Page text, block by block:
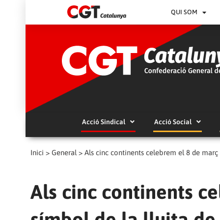
QUI SOM
Acció Sindical Acció Social
Inici > General > Als cinc continents celebrem el 8 de
Als cinc continents